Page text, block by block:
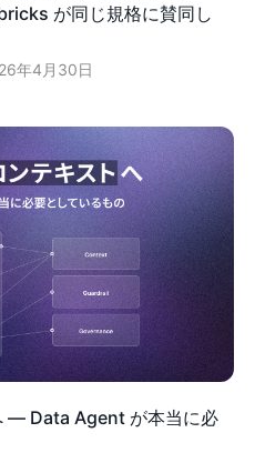
が同じ規格に賛同し
年4月30日
— Data Agent が本当に必